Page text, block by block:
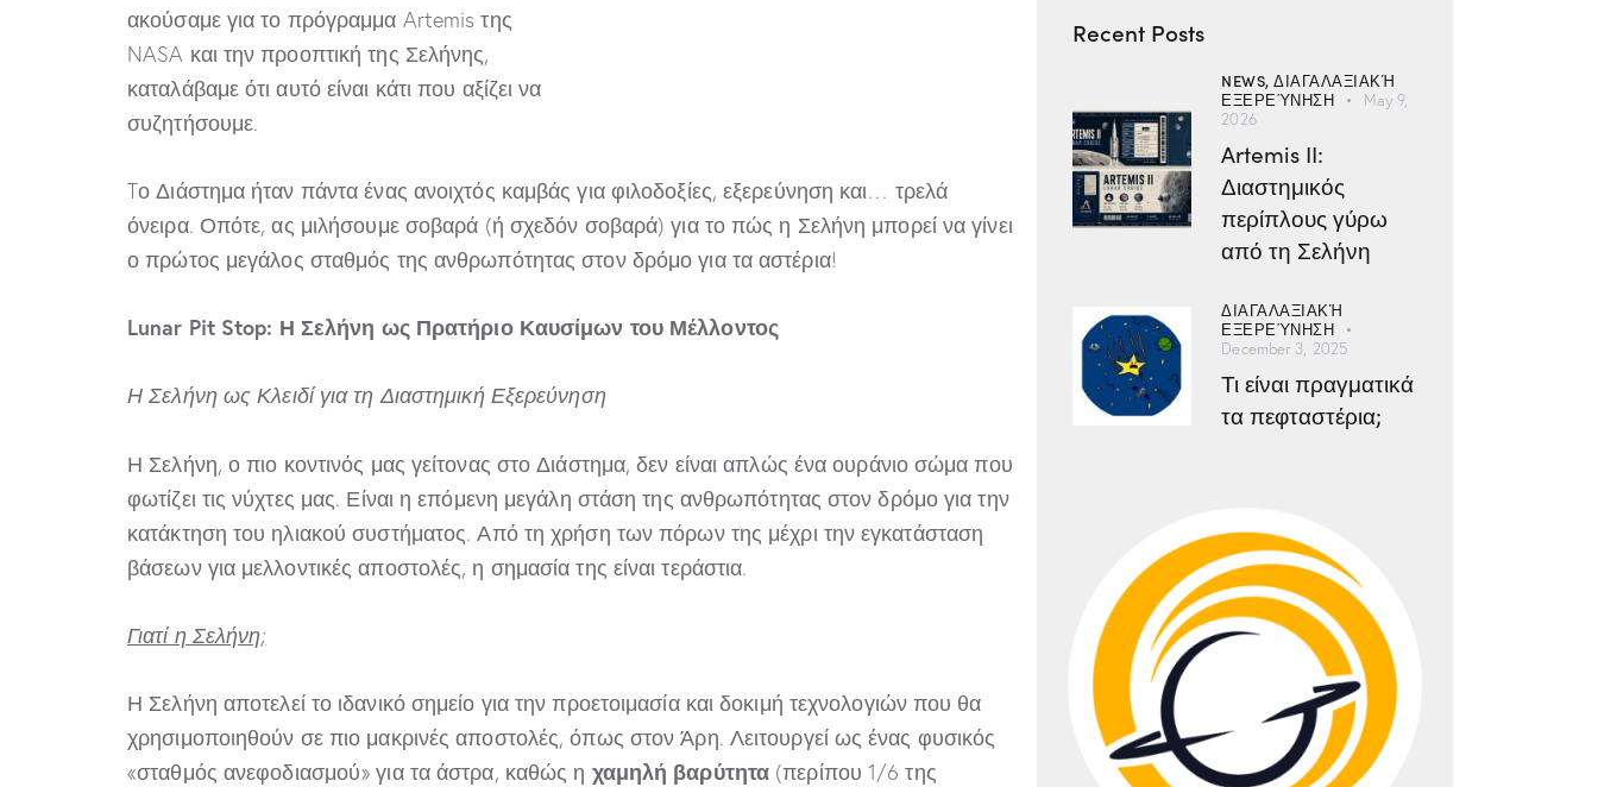
ακούσαμε για το πρόγραμμα Artemis της
NASA και την προοπτική της Σελήνης,
καταλάβαμε ότι αυτό είναι κάτι που αξίζει να
συζητήσουμε.
Tο Διάστημα ήταν πάντα ένας ανοιχτός καμβάς για φιλοδοξίες, εξερεύνηση και… τρελά
όνειρα. Οπότε, ας μιλήσουμε σοβαρά (ή σχεδόν σοβαρά) για το πώς η Σελήνη μπορεί να γίνει
ο πρώτος μεγάλος σταθμός της ανθρωπότητας στον δρόμο για τα αστέρια!
Lunar PitStop: Η Σελήνη ως Πρατήριο Καυσίμων του Μέλλοντος
Η Σελήνη ως Κλειδί για τη Διαστημική Εξερεύνηση
Η Σελήνη, ο πιο κοντινός μας γείτονας στο Διάστημα, δεν είναι απλώς ένα ουράνιο σώμα που
φωτίζει τις νύχτες μας. Είναι η επόμενη μεγάλη στάση της ανθρωπότητας στον δρόμο για την
κατάκτηση του ηλιακού συστήματος. Από τη χρήση των πόρων της μέχρι την εγκατάσταση
βάσεων για μελλοντικές αποστολές, η σημασία της είναι τεράστια.
Γιατί η Σελήνη;
Η Σελήνη αποτελεί το ιδανικό σημείο για την προετοιμασία και δοκιμή τεχνολογιών που θα
χρησιμοποιηθούν σε πιο μακρινές αποστολές, όπως στον Άρη. Λειτουργεί ως ένας φυσικός
«σταθμός ανεφοδιασμού» για τα άστρα, καθώς η χαμηλή βαρύτητα (περίπου 1/6 της
Recent Posts
NEWS,ΔΙΑΓΑΛΑΞΙΑΚΉ
ΕΞΕΡΕΎΝΗΣΗ
May 9,
2026
Artemis II:
Διαστημικός
περίπλους γύρω
από τη Σελήνη
ΔΙΑΓΑΛΑΞΙΑΚΉ
ΕΞΕΡΕΎΝΗΣΗ
December 3, 2025
Τι είναι πραγματικά
τα πεφταστέρια;